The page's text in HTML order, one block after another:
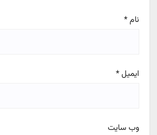
نام*
ایمیل*
وب‌ سایت